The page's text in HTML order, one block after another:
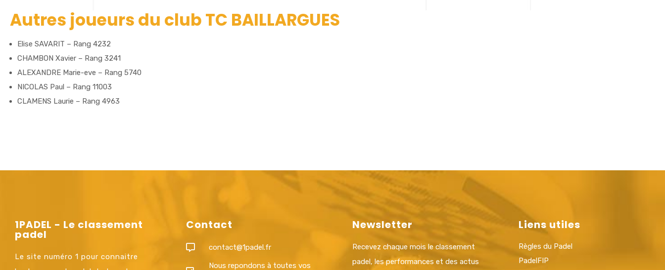
Autres joueurs du club TC BAILLARGUES
Elise SAVARIT – Rang 4232
CHAMBON Xavier – Rang 3241
ALEXANDRE Marie-eve – Rang 5740
NICOLAS Paul – Rang 11003
CLAMENS Laurie – Rang 4963
1PADEL - Le classement
padel
Le site numéro 1 pour connaitre
Contact
contact@1padel.fr
Nous repondons à toutes vos
Newsletter
Recevez chaque mois le classement
padel, les performances et des actus
Liens utiles
Règles du Padel
PadelFIP